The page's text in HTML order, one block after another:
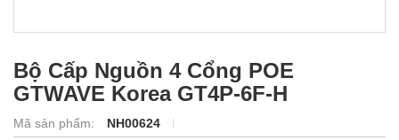
Bộ Cấp Nguồn 4 Cổng POE
GTWAVE Korea GT4P-6F-H
Mã sản phẩm: NH00624